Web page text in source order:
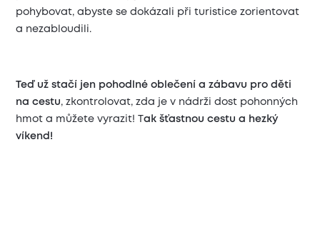
pohybovat, abyste se dokázali při turistice zorientovat
a nezabloudili.
Teď už stačí jen pohodlné oblečení a zábavu pro děti
na cestu, zkontrolovat, zda je v nádrži dost pohonných
hmot a můžete vyrazit! Tak šťastnou cestu a hezký
víkend!